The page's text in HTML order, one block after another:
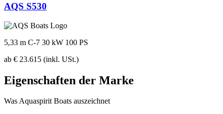
AQS S530
5,33 m C-7 30 kW 100 PS
ab € 23.615 (inkl. USt.)
Eigenschaften der Marke
Was Aquaspirit Boats auszeichnet